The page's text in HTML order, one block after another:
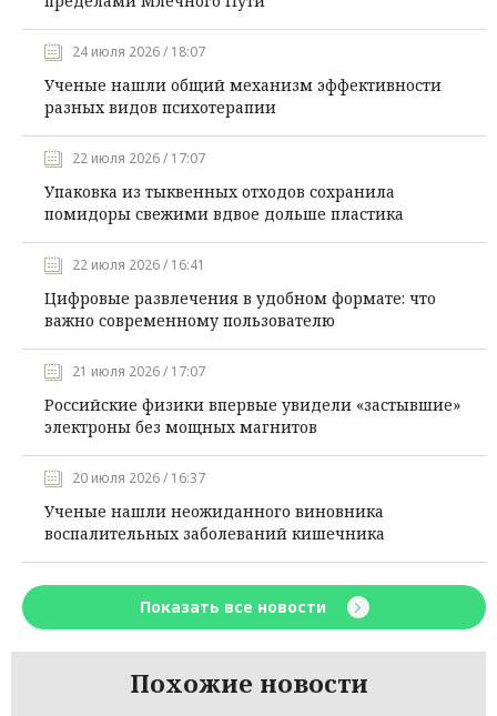
24 июля 2026 / 18:07
Ученые нашли общий механизм эффективности
разных видов психотерапии
22 июля 2026 / 17:07
Упаковка из тыквенных отходов сохранила
помидоры свежими вдвое дольше пластика
22 июля 2026 / 16:41
Цифровые развлечения в удобном формате: что
важно современному пользователю
21 июля 2026 / 17:07
Российские физики впервые увидели «застывшие»
электроны без мощных магнитов
20 июля 2026 / 16:37
Ученые нашли неожиданного виновника
воспалительных заболеваний кишечника
Показать все новости
Похожие новости